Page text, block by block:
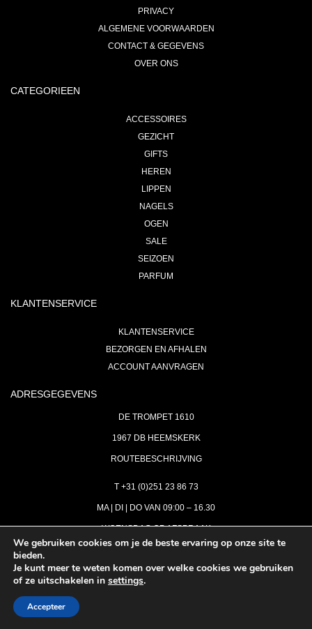
PRIVACY
ALGEMENE VOORWAARDEN
CONTACT & GEGEVENS
OVER ONS
CATEGORIEEN
ACCESSOIRES
GEZICHT
GIFTS
HEREN
LIPPEN
NAGELS
OGEN
SALE
SEIZOEN
PARFUM
KLANTENSERVICE
KLANTENSERVICE
BEZORGEN EN AFHALEN
ACCOUNT AANVRAGEN
ADRESGEGEVENS
DE TROMPET 1610
1967 DB HEEMSKERK
ROUTEBESCHRIJVING
T +31 (0)251 23 86 73
MA | DI | DO VAN 09:00 – 16.30
WOENSDAG OP AFSPRAAK
INFO@ASTH.NL
We gebruiken cookies om je de beste ervaring op onze site te
bieden.
Je kunt meer te weten komen over welke cookies we gebruiken
of ze uitschakelen in settings.
Accepteer